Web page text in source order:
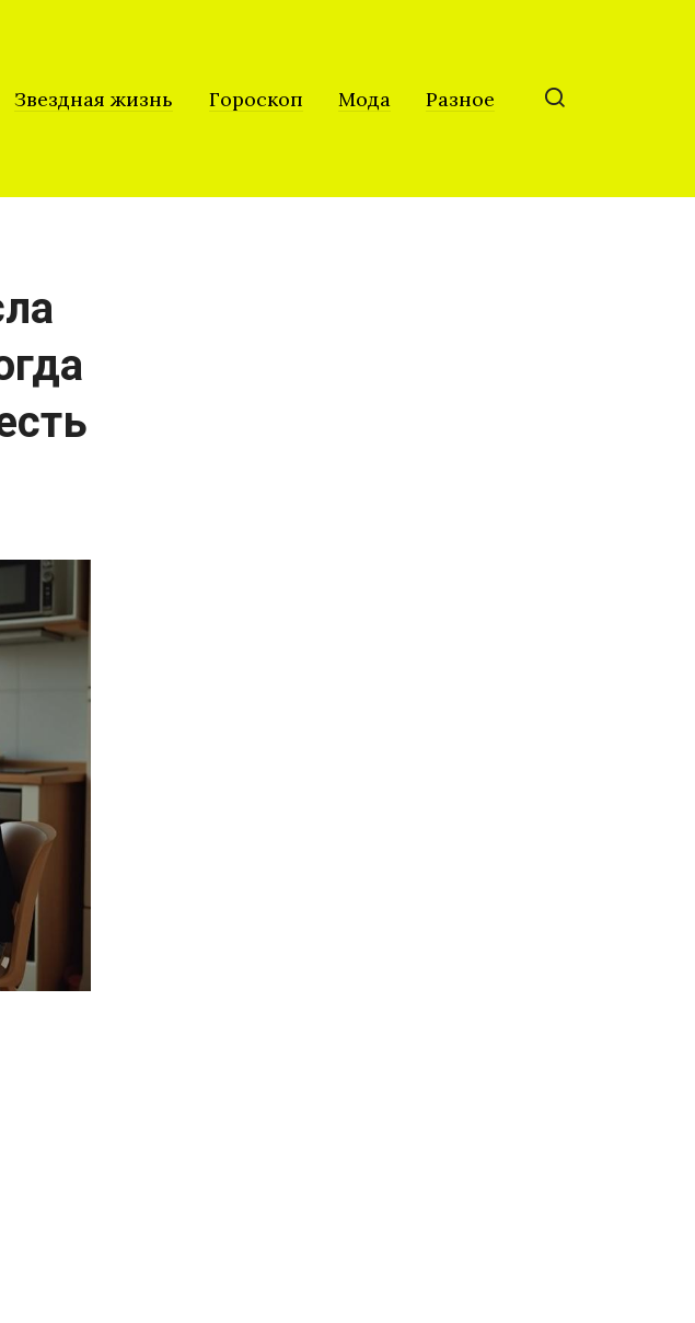
Звездная жизнь Гороскоп Мода Разное